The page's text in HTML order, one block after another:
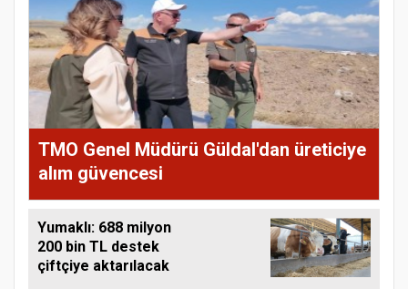
TMO Genel Müdürü Güldal'dan üreticiye
alım güvencesi
Yumaklı: 688 milyon
200 bin TL destek
çiftçiye aktarılacak